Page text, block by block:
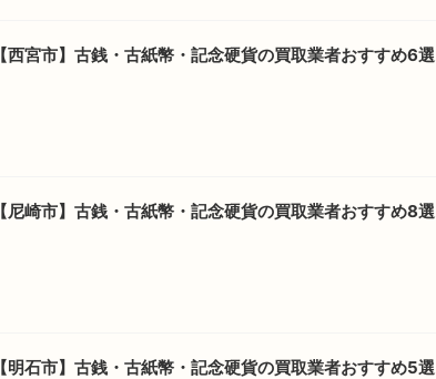
【西宮市】古銭・古紙幣・記念硬貨の買取業者おすすめ6選
【尼崎市】古銭・古紙幣・記念硬貨の買取業者おすすめ8選
【明石市】古銭・古紙幣・記念硬貨の買取業者おすすめ5選